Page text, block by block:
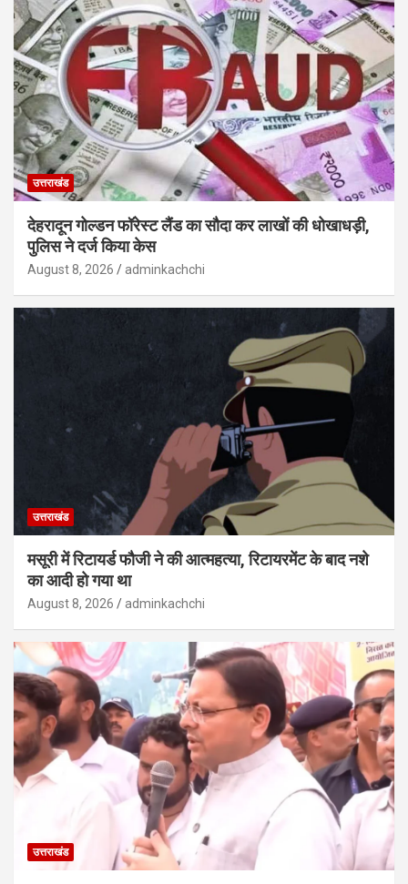
उत्तराखंड
देहरादून गोल्डन फॉरेस्ट लैंड का सौदा कर लाखों की धोखाधड़ी,
पुलिस ने दर्ज किया केस
August 8, 2026 adminkachchi
उत्तराखंड
मसूरी में रिटायर्ड फौजी ने की आत्महत्या, रिटायरमेंट के बाद नशे
का आदी हो गया था
August 8, 2026 adminkachchi
उत्तराखंड